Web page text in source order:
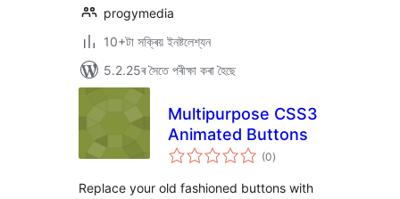
progymedia
10+টা সক্ৰিয় ইনষ্টলেশ্যন
5.2.25ৰ সৈতে পৰীক্ষা কৰা হৈছে
Multipurpose CSS3
Animated Buttons
(0টা
মুঠ)
Replace your old fashioned buttons with